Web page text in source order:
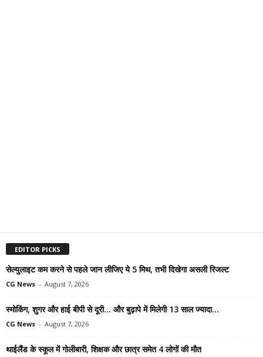
EDITOR PICKS
सेल्युलाइट कम करने से पहले जान लीजिए ये 5 मिथ, तभी दिखेगा असली रिजल्ट
CG News - August 7, 2026
स्मोकिंग, शुगर और हाई बीपी से दूरी… और बुढ़ापे में मिलेगी 13 साल ज्यादा...
CG News - August 7, 2026
थाईलैंड के स्कूल में गोलीबारी, शिक्षक और छात्र समेत 4 लोगों की मौत